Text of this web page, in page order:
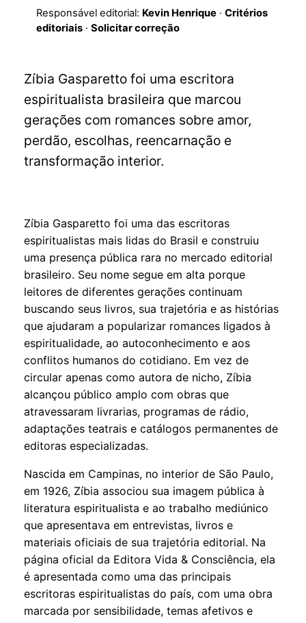
Responsável editorial: Kevin Henrique· Critérios
editoriais· Solicitar correção
Zíbia Gasparetto foi uma escritora
espiritualista brasileira que marcou
gerações com romances sobre amor,
perdão, escolhas, reencarnação e
transformação interior.
Zíbia Gasparetto foi uma das escritoras
espiritualistas mais lidas do Brasil e construiu
uma presença pública rara no mercado editorial
brasileiro. Seu nome segue em alta porque
leitores de diferentes gerações continuam
buscando seus livros, sua trajetória e as histórias
que ajudaram a popularizar romances ligados à
espiritualidade, ao autoconhecimento e aos
conflitos humanos do cotidiano. Em vez de
circular apenas como autora de nicho, Zíbia
alcançou público amplo com obras que
atravessaram livrarias, programas de rádio,
adaptações teatrais e catálogos permanentes de
editoras especializadas.
Nascida em Campinas, no interior de São Paulo,
em 1926, Zíbia associou sua imagem pública à
literatura espiritualista e ao trabalho mediúnico
que apresentava em entrevistas, livros e
materiais oficiais de sua trajetória editorial. Na
página oficial da Editora Vida & Consciência, ela
é apresentada como uma das principais
escritoras espiritualistas do país, com uma obra
marcada por sensibilidade, temas afetivos e